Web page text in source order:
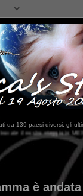
da 139 paesi diversi, gli
clikka qui !!!
è